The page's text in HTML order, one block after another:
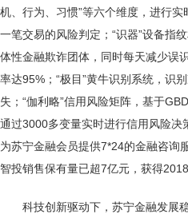
机、行为、习惯”等六个维度，进行
一笔交易的风险判定；“识器”设备指
体性金融欺诈团体，同时每天减少误
率达95%；“极目”黄牛识别系统，识
失；“伽利略”信用风险矩阵，基于
通过3000多变量实时进行信用风险决
为苏宁金融会员提供7*24的金融咨询
智投销售保有量已超7亿元，获得
科技创新驱动下，苏宁金融发展